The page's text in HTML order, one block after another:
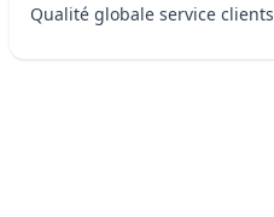
Qualité globale service clients